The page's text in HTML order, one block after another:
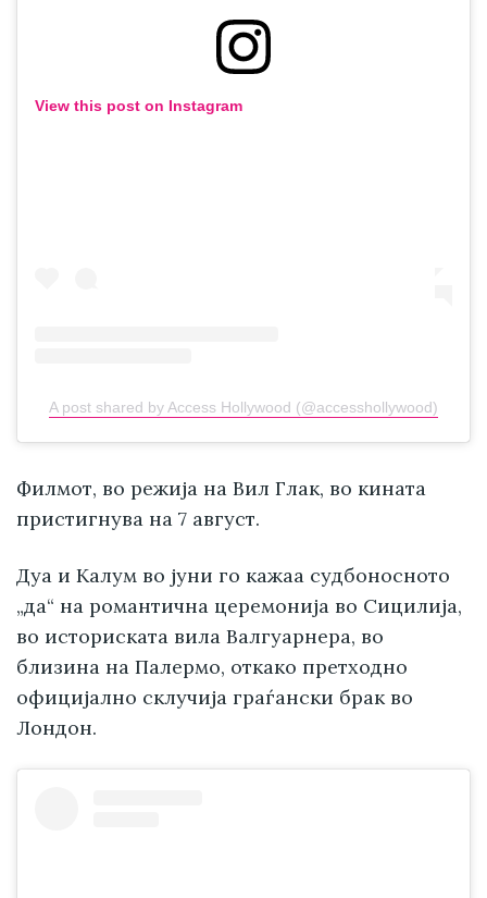
View this post on Instagram
A post shared by Access Hollywood (@accesshollywood)
Филмот, во режија на Вил Глак, во кината
пристигнува на 7 август.
Дуа и Калум во јуни го кажаа судбоносното
„да“ на романтична церемонија во Сицилија,
во историската вила Валгуарнера, во
близина на Палермо, откако претходно
официјално склучија граѓански брак во
Лондон.